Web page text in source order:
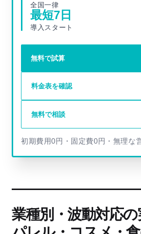
全国一律
最短7 日
導入スタート
無料で試算
料金表を確認
無料で相談
初期費用0円・固定費0円・無理な
業種別・波動対応